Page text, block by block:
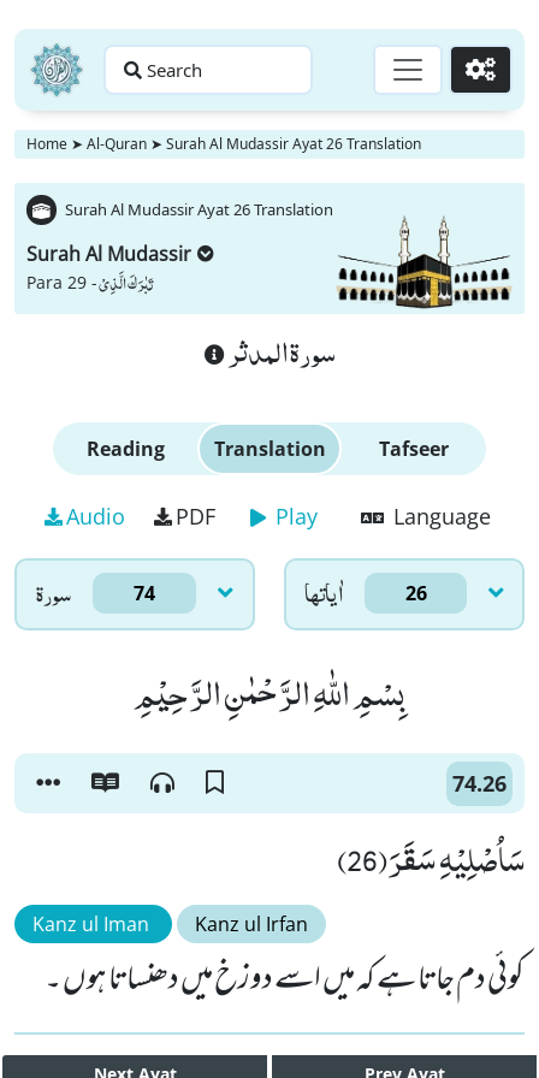
Search Go
Home ➤ Al-Quran ➤ Surah Al Mudassir Ayat 26 Translation
Surah Al Mudassir Ayat 26 Translation
Surah Al Mudassir
Para 29 -تَبٰرَكَ الَّذِیْ
سورة المدثر
Reading Translation Tafseer
Audio PDF Play Language
سورۃ 74 اٰياتها 26
بِسْمِ اللّٰهِ الرَّحْمٰنِ الرَّحِیْمِ
74.26
سَاُصْلِیْهِ سَقَرَ(26)
Kanz ul Iman Kanz ul Irfan
کوئی دم جاتا ہے کہ میں اسے دوزخ میں دھنساتا ہوں ۔